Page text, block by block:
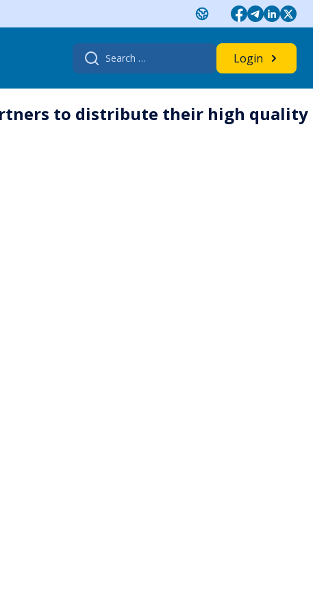
Search
for:
Login
to distribute their high quality